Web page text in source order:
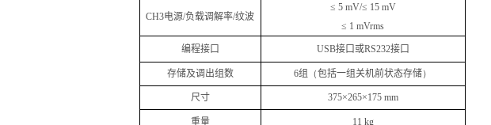
CH3电源/负载调解率/纹波
≤ 5 mV/≤ 15 mV
≤ 1 mVrms
编程接口 USB接口或RS232接口
存储及调出组数 6组 （包括一组关机前状态存储）
尺寸 375×265×175 mm
重量 11 kg